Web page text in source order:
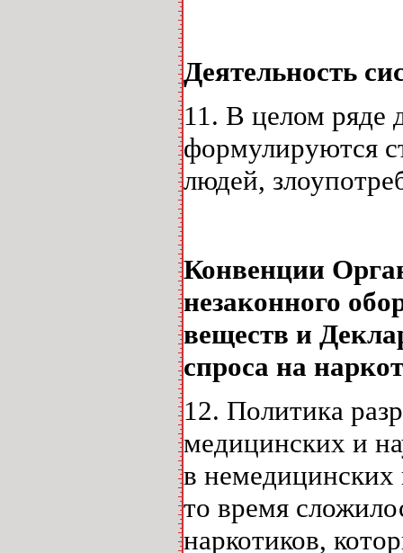
Деятельность
11. В целом ряде
формулируются
людей,
Конвенции
незаконного
веществ и
спроса на
12. Политика
медицинских и
в
то время
наркотиков,